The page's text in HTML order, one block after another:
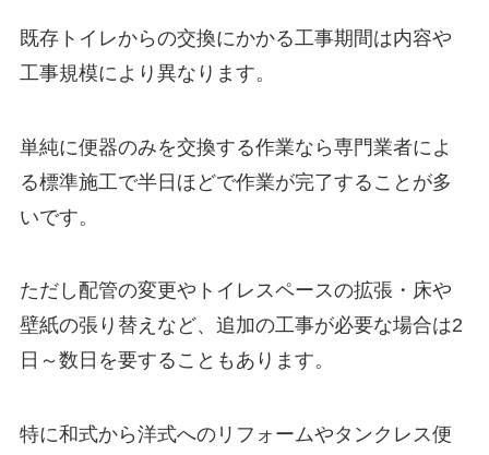
既存トイレからの交換にかかる工事期間は内容や
工事規模により異なります。
単純に便器のみを交換する作業なら専門業者によ
る標準施工で半日ほどで作業が完了することが多
いです。
ただし配管の変更やトイレスペースの拡張・床や
壁紙の張り替えなど、追加の工事が必要な場合は2
日～数日を要することもあります。
特に和式から洋式へのリフォームやタンクレス便